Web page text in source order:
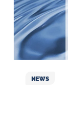
NEWS